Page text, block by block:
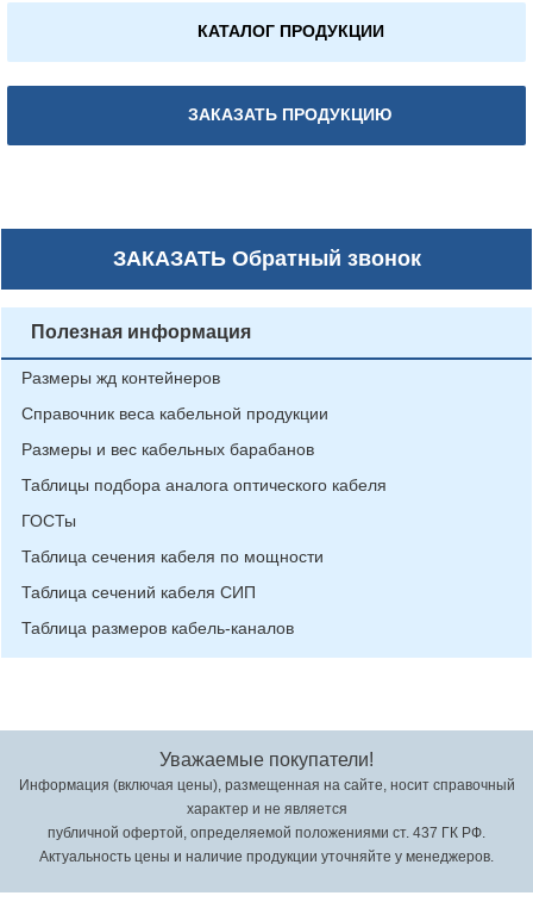
КАТАЛОГ ПРОДУКЦИИ
ЗАКАЗАТЬ ПРОДУКЦИЮ
ЗАКАЗАТЬОбратный звонок
Полезная информация
Размеры жд контейнеров
Справочник веса кабельной продукции
Размеры и вес кабельных барабанов
Таблицы подбора аналога оптического кабеля
ГОСТы
Таблица сечения кабеля по мощности
Таблица сечений кабеля СИП
Таблица размеров кабель-каналов
Уважаемые покупатели!
Информация (включая цены), размещенная на сайте, носит справочный
характер и не является
публичной офертой, определяемой положениями ст. 437 ГК РФ.
Актуальность цены и наличие продукции уточняйте у менеджеров.